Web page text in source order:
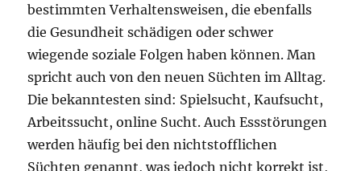
bestimmten Verhaltensweisen, die ebenfalls
die Gesundheit schädigen oder schwer
wiegende soziale Folgen haben können. Man
spricht auch von den neuen Süchten im Alltag.
Die bekanntesten sind: Spielsucht, Kaufsucht,
Arbeitssucht, online Sucht. Auch Essstörungen
werden häufig bei den nichtstofflichen
Süchten genannt, was jedoch nicht korrekt ist,